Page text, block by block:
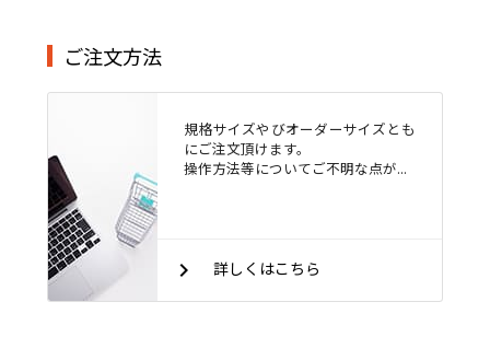
ご注文方法
規格サイズやびオーダーサイズとも
にご注文頂けます。
操作方法等についてご不明な点が...
keyboard_arrow_right 詳しくはこちら